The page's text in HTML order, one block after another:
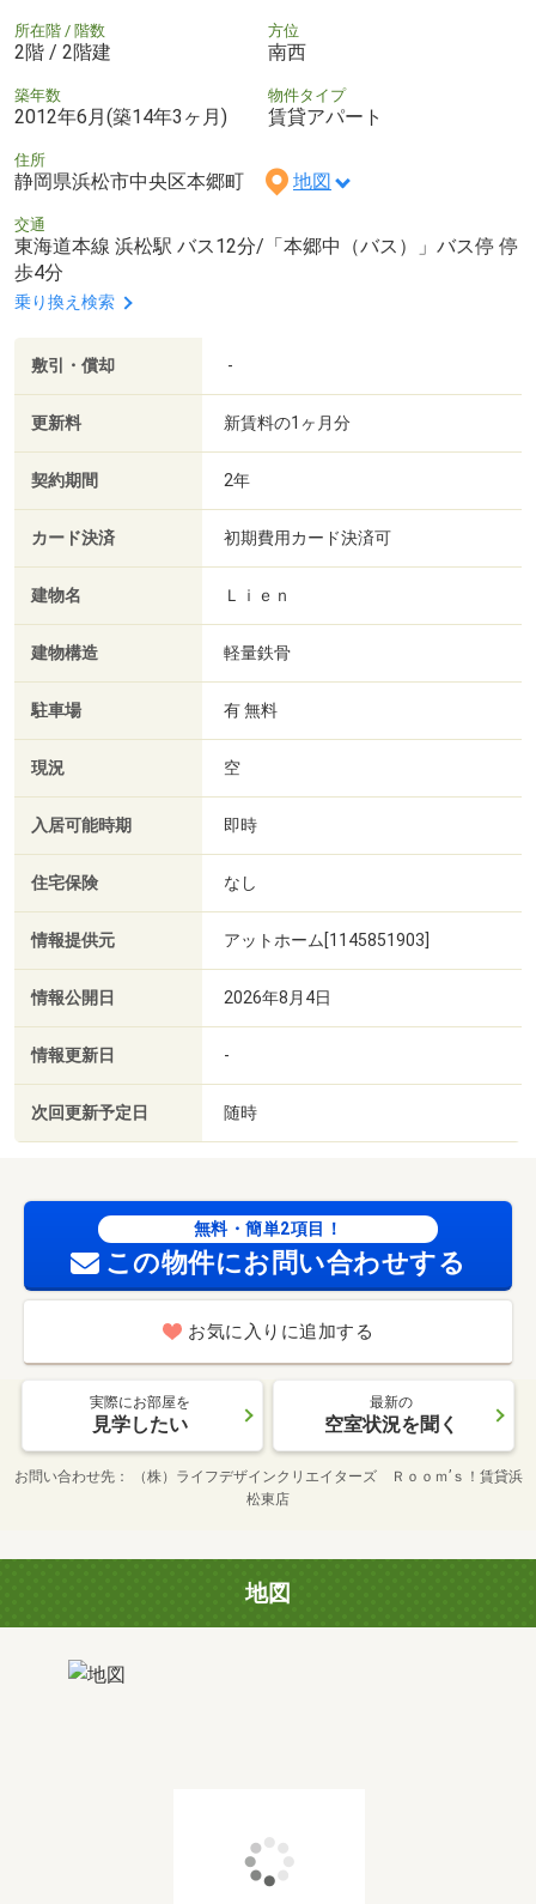
所在階 / 階数
2階 / 2階建
方位
南西
築年数
2012年6月(築14年3ヶ月)
物件タイプ
賃貸アパート
住所
静岡県浜松市中央区本郷町 地図
交通
東海道本線 浜松駅 バス12分/「本郷中（バス）」バス停 停
歩4分
乗り換え検索
敷引・償却 -
更新料 新賃料の1ヶ月分
契約期間 2年
カード決済 初期費用カード決済可
建物名 Ｌｉｅｎ
建物構造 軽量鉄骨
駐車場 有 無料
現況 空
入居可能時期 即時
住宅保険 なし
情報提供元 アットホーム[1145851903]
情報公開日 2026年8月4日
情報更新日 -
次回更新予定日 随時
無料・簡単2項目！
この物件にお問い合わせする
お気に入りに追加する
実際にお部屋を
見学したい
最新の
空室状況を聞く
お問い合わせ先
（株）ライフデザインクリエイターズ Ｒｏｏｍ’ｓ！賃貸浜
松東店
地図